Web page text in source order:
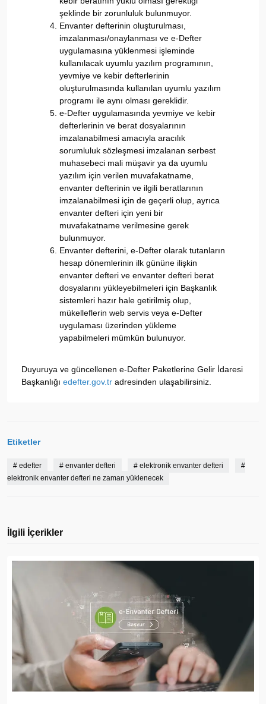
şeklinde bir zorunluluk bulunmuyor.
Envanter defterinin oluşturulması,
imzalanması/onaylanması ve e-Defter
uygulamasına yüklenmesi işleminde
kullanılacak uyumlu yazılım programının,
yevmiye ve kebir defterlerinin
oluşturulmasında kullanılan uyumlu yazılım
programı ile aynı olması gereklidir.
e-Defter uygulamasında yevmiye ve kebir
defterlerinin ve berat dosyalarının
imzalanabilmesi amacıyla aracılık
sorumluluk sözleşmesi imzalanan serbest
muhasebeci mali müşavir ya da uyumlu
yazılım için verilen muvafakatname,
envanter defterinin ve ilgili beratlarının
imzalanabilmesi için de geçerli olup, ayrıca
envanter defteri için yeni bir
muvafakatname verilmesine gerek
bulunmuyor.
Envanter defterini, e-Defter olarak tutanların
hesap dönemlerinin ilk gününe ilişkin
envanter defteri ve envanter defteri berat
dosyalarını yükleyebilmeleri için Başkanlık
sistemleri hazır hale getirilmiş olup,
mükelleflerin web servis veya e-Defter
uygulaması üzerinden yükleme
yapabilmeleri mümkün bulunuyor.
Duyuruya ve güncellenen e-Defter Paketlerine Gelir İdaresi
Başkanlığı edefter.gov.tr adresinden ulaşabilirsiniz.
Etiketler
# edefter # envanter defteri # elektronik envanter defteri
#
elektronik envanter defteri ne zaman yüklenecek
İlgili İçerikler